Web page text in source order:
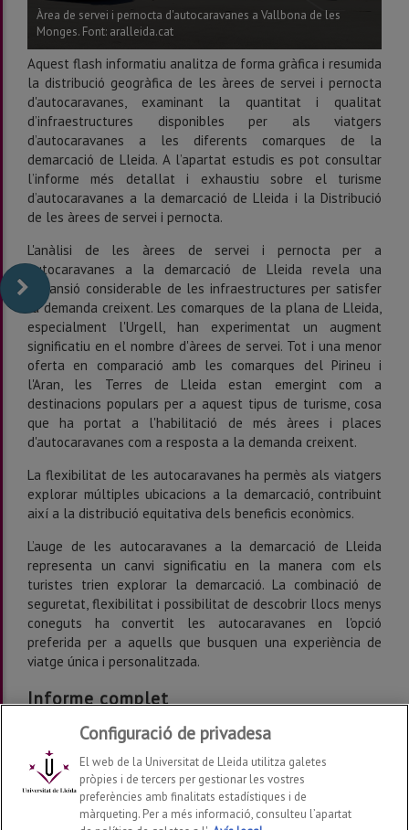
Àrea de servei i pernocta d'autocaravanes a Vallbona de les
Monges. Font: aralleida.cat
Aquest flash informatiu analitza de forma gràfica i resumida
la distribució geogràfica de les àrees de servei i pernocta
d'autocaravanes, examinant la quantitat i qualitat
d’infraestructures disponibles per als viatgers
d’autocaravanes a les diferents comarques de la
demarcació de Lleida. A l’apartat estudis es pot consultar
l’informe més detallat i exhaustiu sobre el turisme
d’autocaravanes a la demarcació de Lleida i la Distribució
de les àrees de servei i pernocta.
L'anàlisi de les àrees de servei i pernocta per a
autocaravanes a la demarcació de Lleida revela una
expansió considerable de les infraestructures per satisfer
la demanda creixent. Les comarques de la plana de Lleida,
especialment l'Urgell, han experimentat un augment
significatiu en el nombre d'àrees de servei. Tot i una menor
oferta en comparació amb les comarques del Pirineu i
l'Aran, les Terres de Lleida estan emergint com a
destinacions populars per a aquest tipus de turisme, cosa
que ha portat a l'habilitació de més àrees i places
d'autocaravanes com a resposta a la demanda creixent.
La flexibilitat de les autocaravanes ha permès als viatgers
explorar múltiples ubicacions a la demarcació, contribuint
així a la distribució equitativa dels beneficis econòmics.
L’auge de les autocaravanes a la demarcació de Lleida
representa un canvi significatiu en la manera com els
turistes trien explorar la demarcació. La combinació de
seguretat, flexibilitat i possibilitat de descobrir llocs menys
coneguts ha convertit les autocaravanes en l'opció
preferida per a aquells que busquen una experiència de
viatge única i personalitzada.
Informe complet
Flash Informatiu 2 (2023)
Configuració de privadesa
El web de la Universitat de Lleida utilitza galetes
pròpies i de tercers per gestionar les vostres
preferències amb finalitats estadístiques i de
màrqueting. Per a més informació, consulteu l’apartat